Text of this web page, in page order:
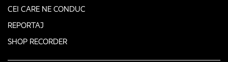
CEI CARE NE CONDUC
REPORTAJ
SHOP RECORDER